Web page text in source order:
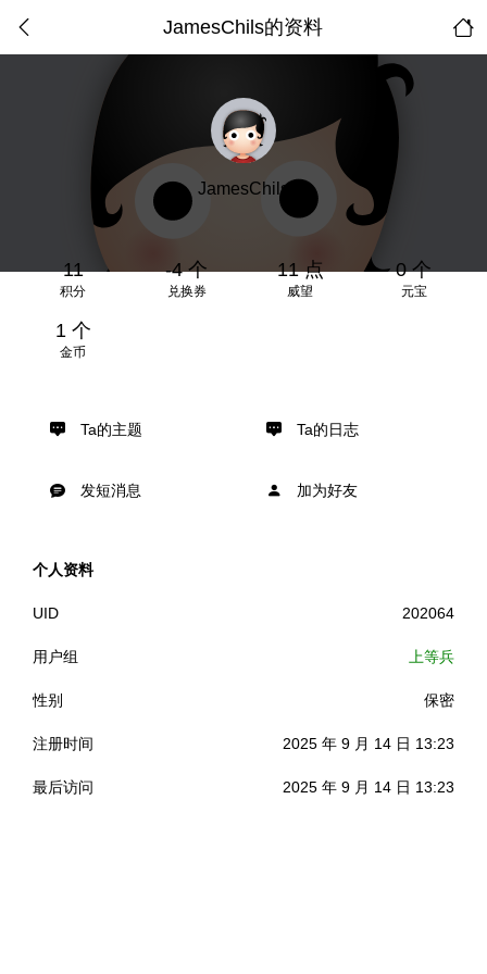
JamesChils的资料
JamesChils
11
积分
-4 个
兑换券
11 点
威望
0 个
元宝
1 个
金币
Ta的主题 Ta的日志
发短消息 加为好友
个人资料
UID 202064
用户组 上等兵
性别 保密
注册时间 2025 年 9 月 14 日 13:23
最后访问 2025 年 9 月 14 日 13:23